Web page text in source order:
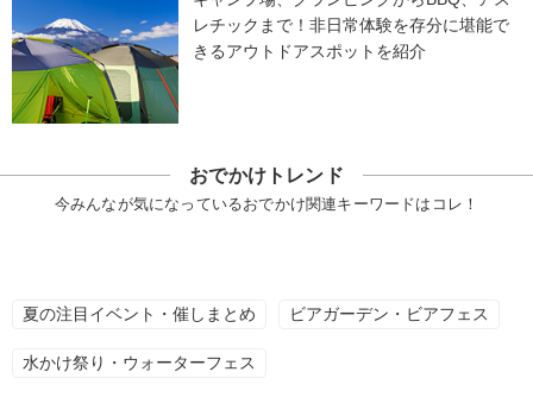
レチックまで！非日常体験を存分に堪能で
きるアウトドアスポットを紹介
おでかけトレンド
今みんなが気になっているおでかけ関連キーワードはコレ！
夏の注目イベント・催しまとめ ビアガーデン・ビアフェス
水かけ祭り・ウォーターフェス